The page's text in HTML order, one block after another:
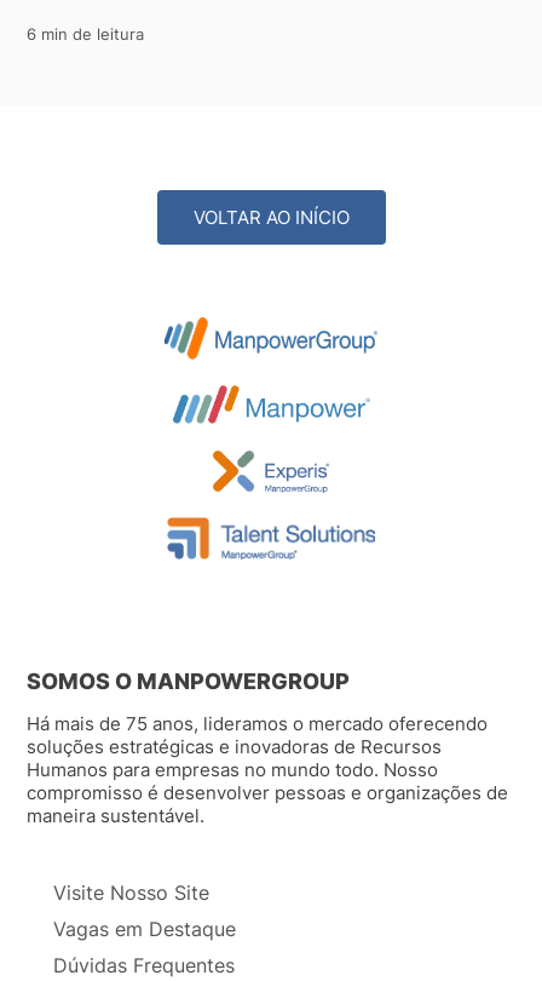
6 min de leitura
VOLTAR AO INÍCIO
SOMOS O MANPOWERGROUP
Há mais de 75 anos, lideramos o mercado oferecendo
soluções estratégicas e inovadoras de Recursos
Humanos para empresas no mundo todo. Nosso
compromisso é desenvolver pessoas e organizações de
maneira sustentável.
Visite Nosso Site
Vagas em Destaque
Dúvidas Frequentes